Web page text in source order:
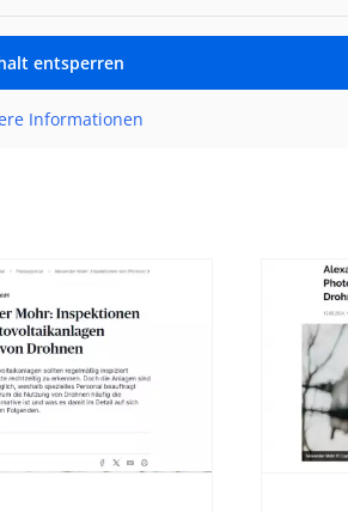
entsperren
Informationen
Mohr:
von
mithilfe von
Drohnen